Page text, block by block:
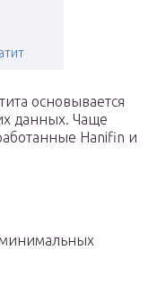
основывается
данных. Чаще
Hanifin и